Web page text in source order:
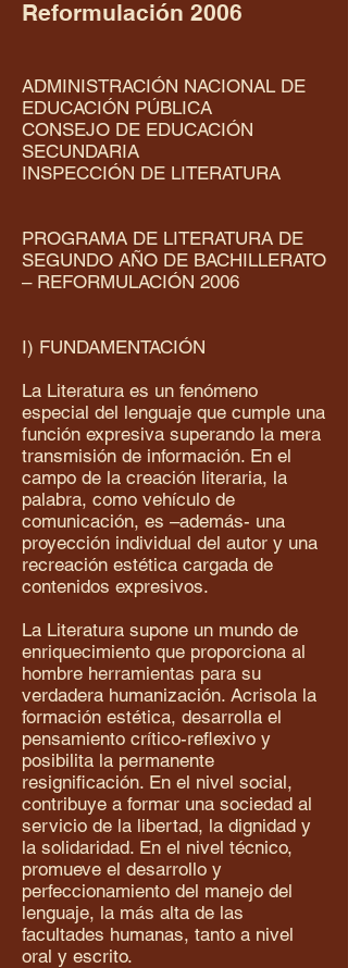
Reformulación 2006
ADMINISTRACIÓN NACIONAL DE
EDUCACIÓN PÚBLICA
CONSEJO DE EDUCACIÓN
SECUNDARIA
INSPECCIÓN DE LITERATURA
PROGRAMA DE LITERATURA DE
SEGUNDO AÑO DE BACHILLERATO
– REFORMULACIÓN 2006
I) FUNDAMENTACIÓN
La Literatura es un fenómeno
especial del lenguaje que cumple una
función expresiva superando la mera
transmisión de información. En el
campo de la creación literaria, la
palabra, como vehículo de
comunicación, es –además- una
proyección individual del autor y una
recreación estética cargada de
contenidos expresivos.
La Literatura supone un mundo de
enriquecimiento que proporciona al
hombre herramientas para su
verdadera humanización. Acrisola la
formación estética, desarrolla el
pensamiento crítico-reflexivo y
posibilita la permanente
resignificación. En el nivel social,
contribuye a formar una sociedad al
servicio de la libertad, la dignidad y
la solidaridad. En el nivel técnico,
promueve el desarrollo y
perfeccionamiento del manejo del
lenguaje, la más alta de las
facultades humanas, tanto a nivel
oral y escrito.